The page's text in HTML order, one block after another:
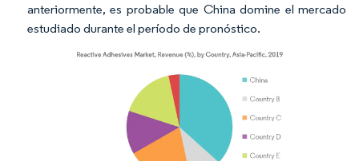
anteriormente, es probable que China domine el mercado
estudiado durante el período de pronóstico.